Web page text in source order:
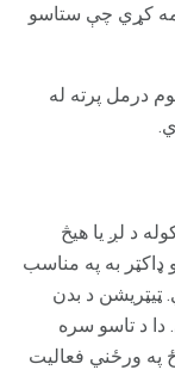
کړي چې ستاسو
درمل پرته له
د لږ یا هیڅ
ډاکټر به په مناسب
ټیټریشن د بدن
د تاسو سره
په ورځني فعالیت